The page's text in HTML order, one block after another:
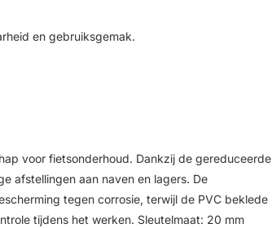
en gebruiksgemak.
voor fietsonderhoud. Dankzij de gereduceerde
afstellingen aan naven en lagers. De
tegen corrosie, terwijl de PVC beklede
tijdens het werken. Sleutelmaat: 20 mm